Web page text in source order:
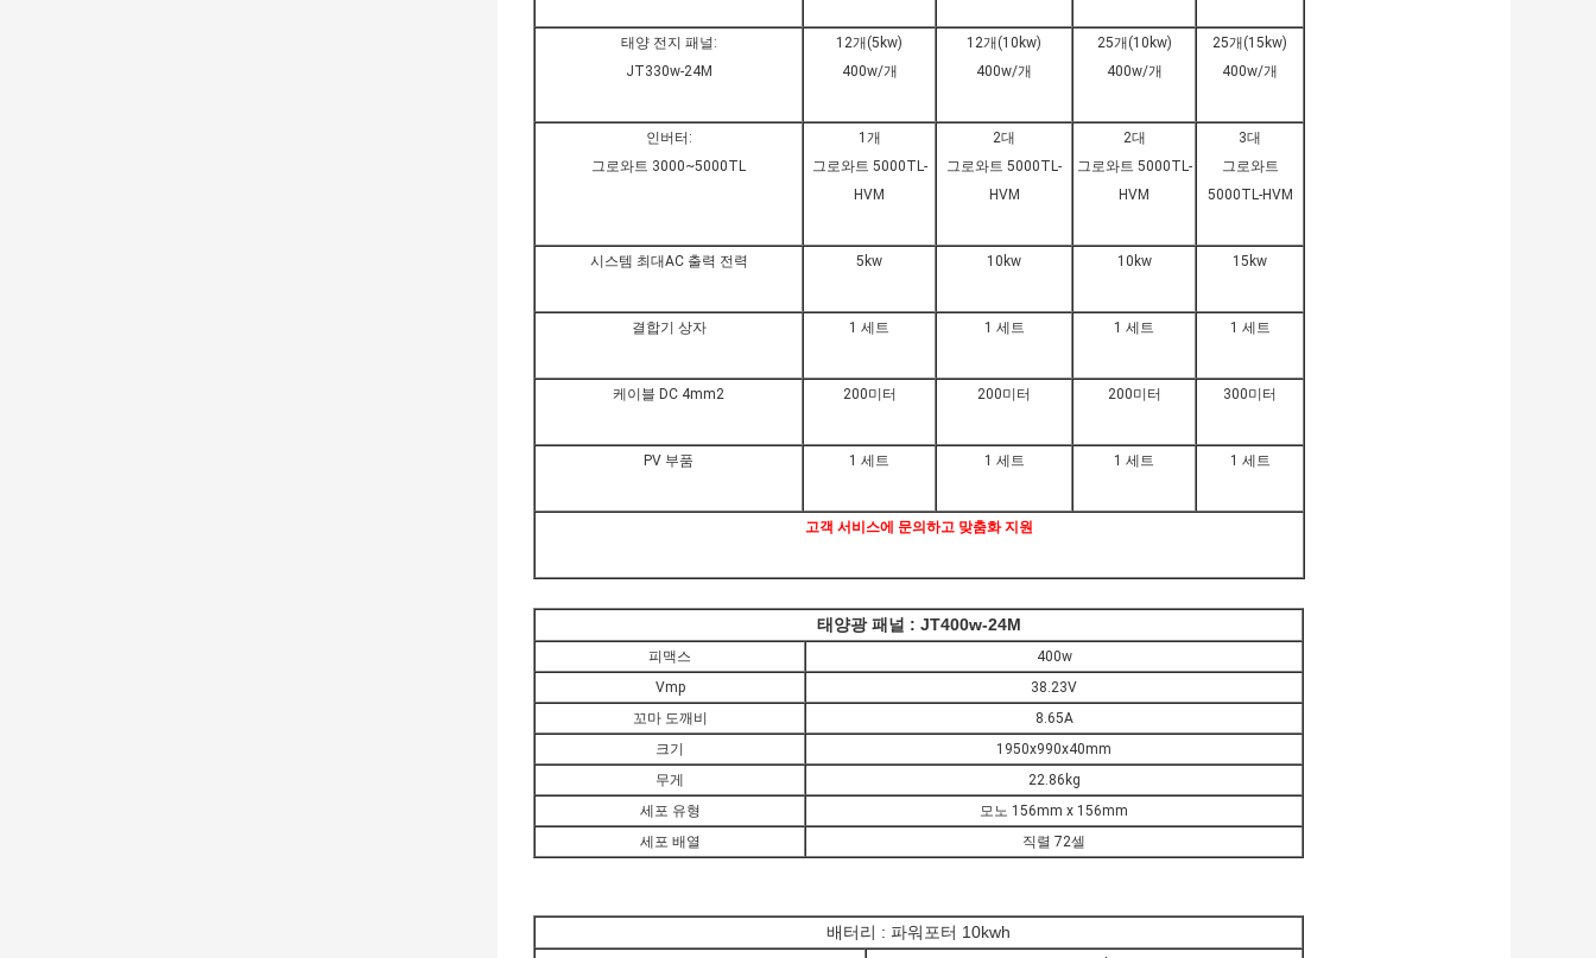
태양 전지 패널:
JT330w-24M
12개(5kw)
400w/개
12개(10kw)
400w/개
25개(10kw)
400w/개
25개(15kw)
400w/개
인버터:
그로와트 3000~5000TL
1개
그로와트 5000TL-
HVM
2대
그로와트 5000TL-
HVM
2대
그로와트 5000TL-
HVM
3대
그로와트
5000TL-HVM
시스템 최대AC 출력 전력 5kw 10kw 10kw 15kw
결합기 상자 1 세트 1 세트 1 세트 1 세트
케이블 DC 4mm2 200미터 200미터 200미터 300미터
PV 부품 1 세트 1 세트 1 세트 1 세트
고객 서비스에 문의하고 맞춤화 지원
태양광 패널 : JT400w-24M
피맥스
400w
Vmp
38.23V
꼬마 도깨비
8.65A
크기
1950x990x40mm
무게
22.86kg
세포 유형
모노 156mm x 156mm
세포 배열
직렬 72셀
배터리 : 파워포터 10kwh